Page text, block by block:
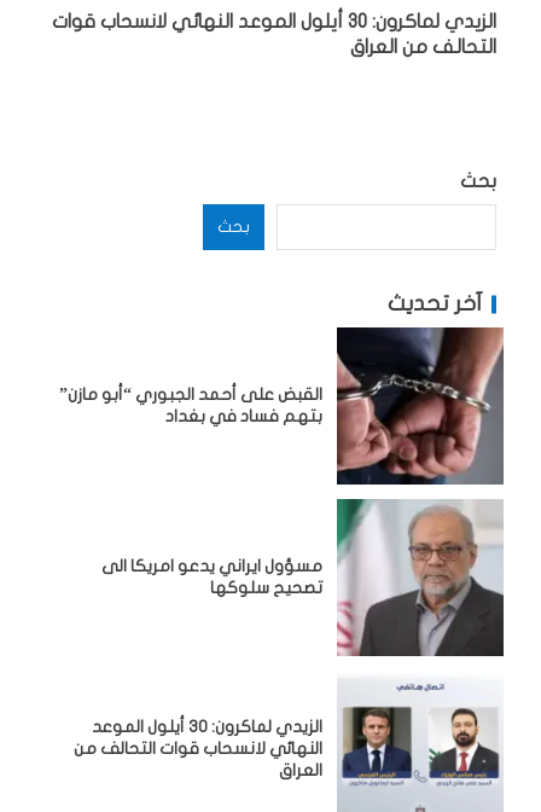
الزيدي لماكرون: 30 أيلول الموعد النهائي لانسحاب قوات
التحالف من العراق
بحث
بحث
آخر تحديث
القبض على أحمد الجبوري “أبو مازن”
بتهم فساد في بغداد
مسؤول ايراني يدعو امريكا الى
تصحيح سلوكها
الزيدي لماكرون: 30 أيلول الموعد
النهائي لانسحاب قوات التحالف من
العراق